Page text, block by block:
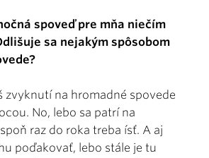
spoveď pre mňa niečím
sa nejakým spôsobom
zvyknutí na hromadné spovede
No, lebo sa patrí na
raz do roka treba ísť. A aj
poďakovať, lebo stále je tu